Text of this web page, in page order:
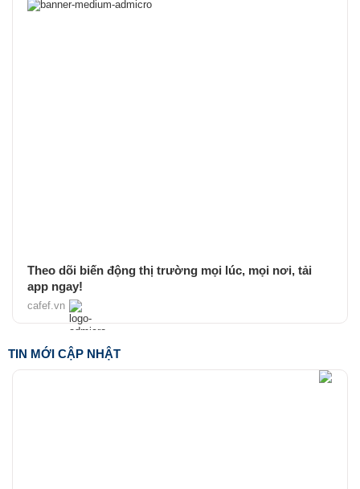
Theo dõi biến động thị trường mọi lúc, mọi nơi, tải
app ngay!
cafef.vn
TIN MỚI CẬP NHẬT